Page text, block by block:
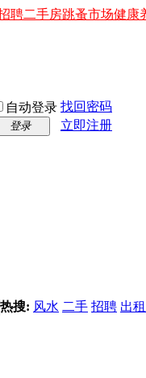
聘二手房跳蚤市场健康
自动登录 找回密码
登录
立即注册
热搜: 风水 二手 招聘 出租